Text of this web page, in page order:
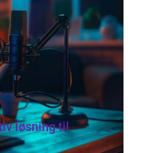
løsning til